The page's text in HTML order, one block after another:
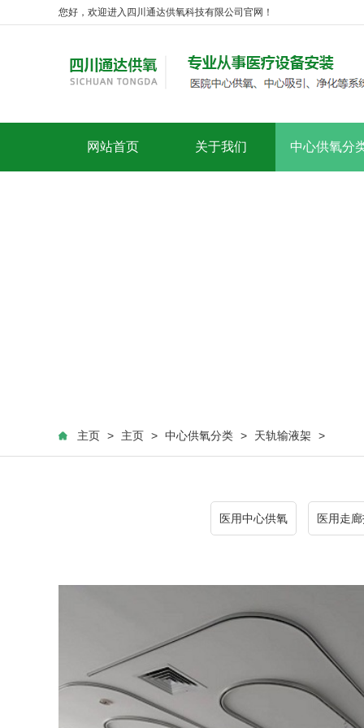
您好，欢迎进入四川通达供氧科技有限公司官网！
网站首页 关于我们 中心供氧分
主页 > 主页 > 中心供氧分类 > 天轨输液架 >
医用中心供氧 医用走